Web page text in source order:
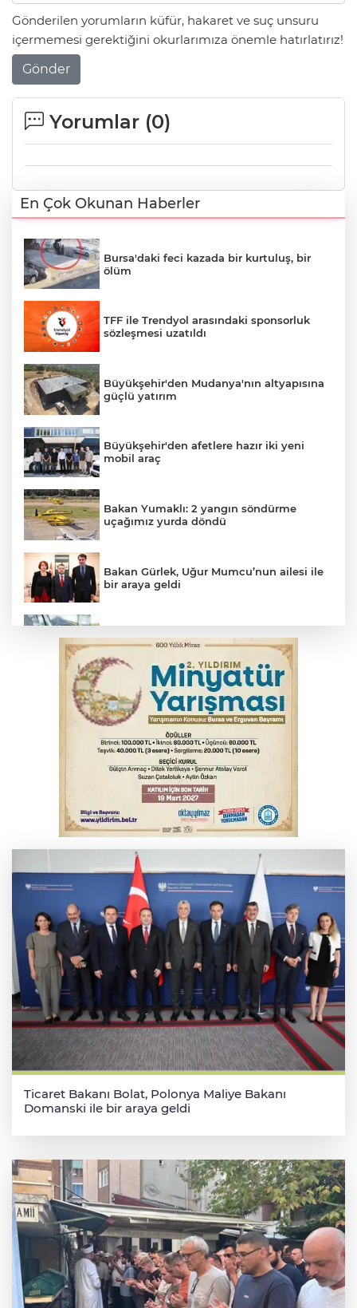
Gönderilen yorumların küfür, hakaret ve suç unsuru
içermemesi gerektiğini okurlarımıza önemle hatırlatırız!
Gönder
Yorumlar (0)
En Çok Okunan Haberler
Bursa'daki feci kazada bir kurtuluş, bir
ölüm
TFF ile Trendyol arasındaki sponsorluk
sözleşmesi uzatıldı
Büyükşehir'den Mudanya'nın altyapısına
güçlü yatırım
Büyükşehir'den afetlere hazır iki yeni
mobil araç
Bakan Yumaklı: 2 yangın söndürme
uçağımız yurda döndü
Bakan Gürlek, Uğur Mumcu’nun ailesi ile
bir araya geldi
yansıyacak mı?
YENİ Parti Genel Başkanı Özel'den
Çerçeve Yasa yorumu
Serbest piyasada döviz fiyatları
Serbest piyasada altın fiyatları...
Ticaret Bakanı Bolat, Polonya Maliye Bakanı
Domanski ile bir araya geldi